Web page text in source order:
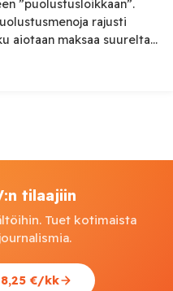
”puolustusloikkaan”.
rajusti
aiotaan maksaa suurelta
puolustukseen yli 600
tunnettiin pitkään
perustelee menojen
tilaajiin
Tuet kotimaista
€/kk